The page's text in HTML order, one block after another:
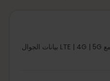
eSIM مدفوعة مسبقًا إندونيسيا مع LTE | 4G | 5G بيانات الجوال